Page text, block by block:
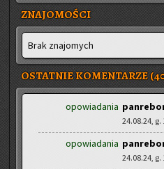
ZNAJOMOŚCI
Brak zna­jo­mych
OSTATNIE KOMENTARZE
opowiadania
24.08.24, g.
opowiadania
24.08.24, g.